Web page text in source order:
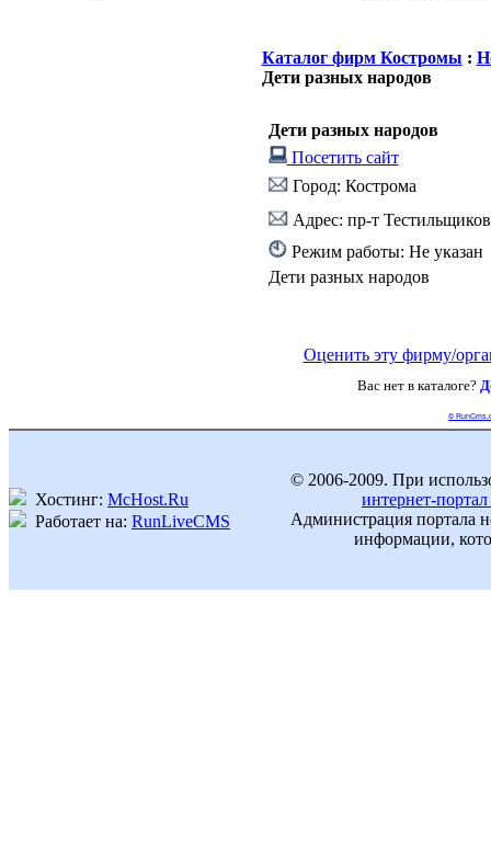
Каталог фирм Костромы :
Дети разных народов
Дети разных народов
Посетить сайт
Город: Кострома
Адрес: пр-т
Режим работы: Не указан
Дети разных народов
Оценить эту фирму/
Вас нет в каталоге?
©
Хостинг: McHost.Ru
Работает на: RunLiveCMS
© 2006-2009. При
интернет-
Администрация портала
информации,